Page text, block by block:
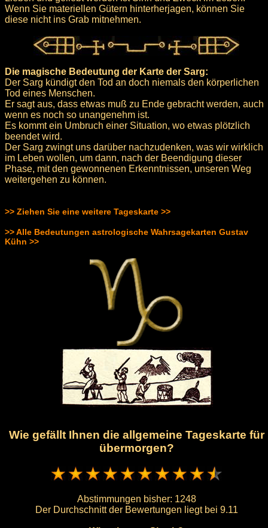
Wenn Sie materiellen Gütern hinterherjagen, können Sie
diese nicht ins Grab mitnehmen.
Die magische Bedeutung der Karte der Sarg:
Der Sarg kündigt den Tod an doch niemals den körperlichen
Tod eines Menschen.
Er sagt aus, dass etwas muß zu Ende gebracht werden, auch
wenn es noch so unangenehm ist.
Es kommt ein Umbruch einer Situation, wo etwas plötzlich
beendet wird.
Der Sarg zwingt uns darüber nachzudenken, was wir wirklich
im Leben wollen, um dann, nach der Beendigung dieser
Phase, mit den gewonnenen Erkenntnissen, unseren Weg
weitergehen zu können.
>> Ziehen Sie eine weitere Tageskarte >>
>> Alle Bedeutungen astrologische Wahrsagekarten Gustav
Kühn >>
Wie gefällt Ihnen die allgemeine Tageskarte für
übermorgen?
Abstimmungen bisher: 1248
Der Durchschnitt der Bewertungen liegt bei 9.11